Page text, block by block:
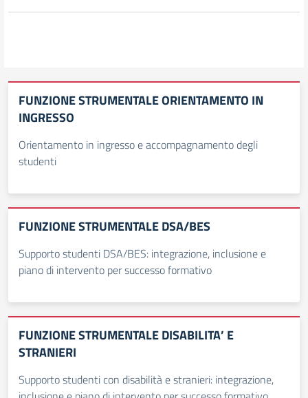
FUNZIONE STRUMENTALE ORIENTAMENTO IN
INGRESSO
Orientamento in ingresso e accompagnamento degli
studenti
FUNZIONE STRUMENTALE DSA/BES
Supporto studenti DSA/BES: integrazione, inclusione e
piano di intervento per successo formativo
FUNZIONE STRUMENTALE DISABILITA’ E
STRANIERI
Supporto studenti con disabilità e stranieri: integrazione,